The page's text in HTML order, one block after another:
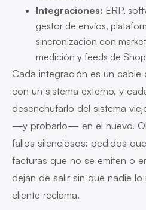
Integraciones: ERP,
gestor de envíos,
sincronización con
medición y feeds de
Cada integración es un
con un sistema externo, y
desenchufarlo del sistema
—y probarlo— en el nuevo.
fallos silenciosos: pedidos
facturas que no se emiten o
dejan de salir sin que nadie
cliente reclama.